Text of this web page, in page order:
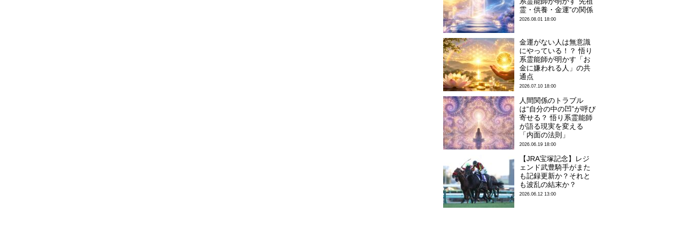
霊・供養・金運”の関係
2026.08.01 18:00
金運がない人は無意識
にやっている！？ 悟り
系霊能師が明かす「お
金に嫌われる人」の共
通点
2026.07.10 18:00
人間関係のトラブル
は“自分の中の凹”が呼び
寄せる？ 悟り系霊能師
が語る現実を変える
「内面の法則」
2026.06.19 18:00
【JRA宝塚記念】レジ
ェンド武豊騎手がまた
も記録更新か？それと
も波乱の結末か？
2026.06.12 13:00